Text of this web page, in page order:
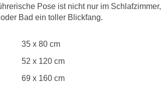
Pose ist nicht nur im Schlafzimmer,
Bad ein toller Blickfang.
35 x 80 cm
52 x 120 cm
69 x 160 cm